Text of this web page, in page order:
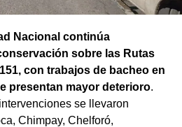
Nacional continúa
sobre las Rutas
con trabajos de bacheo en
presentan mayor deterioro.
se llevaron
Chimpay, Chelforó,